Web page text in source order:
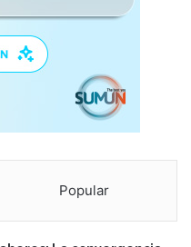
Popular